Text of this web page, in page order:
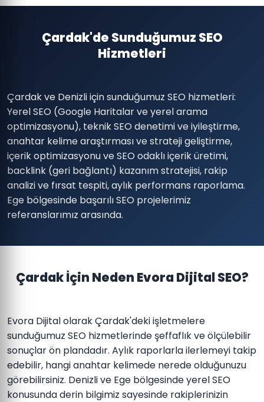
Çardak'de Sunduğumuz SEO
Hizmetleri
Çardak ve Denizli için sunduğumuz SEO hizmetleri:
Yerel SEO (Google Haritalar ve yerel arama
optimizasyonu), teknik SEO denetimi ve iyileştirme,
anahtar kelime araştırması ve strateji geliştirme,
içerik optimizasyonu ve SEO odaklı içerik üretimi,
backlink (geri bağlantı) kazanım stratejisi, rakip
analizi ve fırsat tespiti, aylık performans raporlama.
Ege bölgesinde başarılı SEO projelerimiz
referanslarımız arasında.
Çardak İçin Neden Evora Dijital SEO?
Evora Dijital olarak Çardak'deki işletmelere
sunduğumuz SEO hizmetlerinde şeffaflık ve ölçülebilir
sonuçlar ön plandadır. Aylık raporlarla ilerlemeyi takip
edebilir, hangi anahtar kelimede nerede olduğunuzu
görebilirsiniz. Denizli ve Ege bölgesinde yerel SEO
konusunda derin bilgimiz sayesinde rakiplerinizin